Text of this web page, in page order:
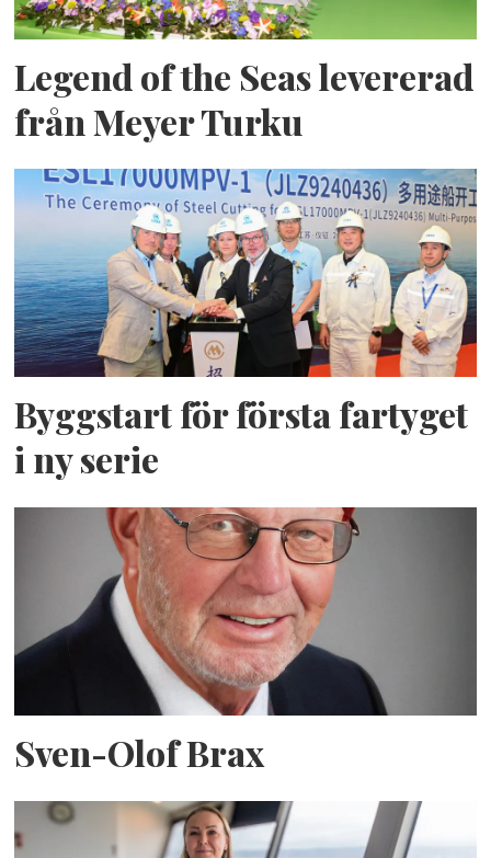
Legend of the Seas levererad
från Meyer Turku
Byggstart för första fartyget
i ny serie
Sven-Olof Brax